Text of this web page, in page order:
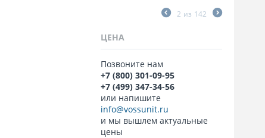
2 из 142
ЦЕНА
Позвоните нам
+7 (800) 301-09-95
+7 (499) 347-34-56
или напишите
info@vossunit.ru
и мы вышлем актуальные
цены